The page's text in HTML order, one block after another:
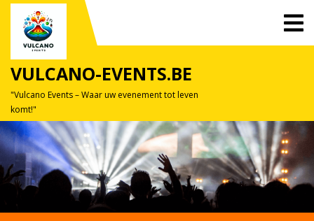
Skip
content
VULCANO-EVENTS.BE
"Vulcano Events – Waar uw evenement tot leven
komt!"